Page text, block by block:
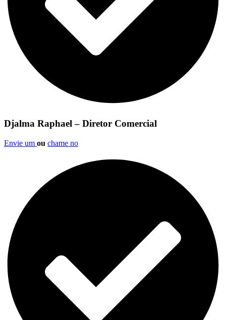
Djalma Raphael – Diretor Comercial
Envie um ou chame no